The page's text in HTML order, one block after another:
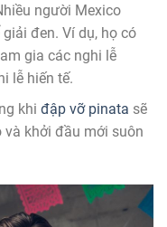
người Mexico
đen. Ví dụ, họ có
gia các nghi lễ
lễ hiến tế.
khi đập vỡ pinata sẽ
khởi đầu mới suôn